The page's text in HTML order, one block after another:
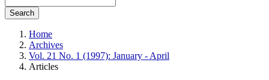
Search
Home
Archives
Vol. 21 No. 1 (1997): January - April
Articles